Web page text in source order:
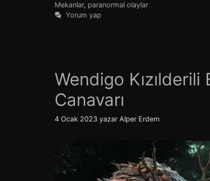
Mekanlar, paranormal olaylar
Yorum yap
Wendigo
Canavarı
4 Ocak 2023 yazar Alper Erdem